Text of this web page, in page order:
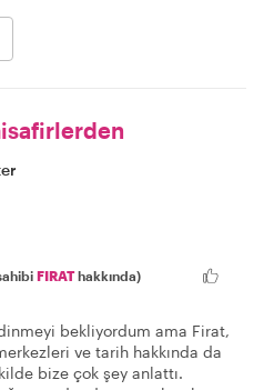
FIRAThakkında)
bekliyordum ama Firat,
ve tarih hakkında da
bize çok şey anlattı.